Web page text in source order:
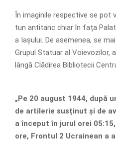
În imaginile respective se pot
tun antitanc chiar în fața
a Iașului. De asemenea, se
Grupul Statuar al Voievozilor,
lângă Clădirea Bibliotecii
„Pe 20 august 1944, după
de artilerie susținut și de
a început în jurul orei
ore, Frontul 2 Ucrainean a